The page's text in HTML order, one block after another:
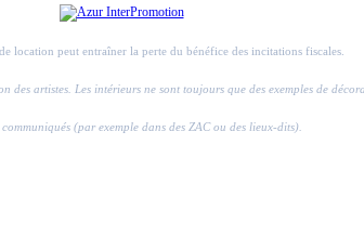
location peut entraîner la perte du bénéfice des incitations fiscales.
artistes. Les intérieurs ne sont toujours que des exemples de
(par exemple dans des ZAC ou des lieux-dits).